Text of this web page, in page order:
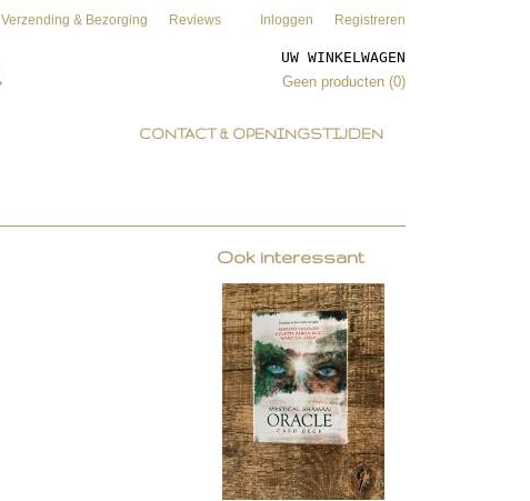
Verzending & Bezorging Reviews Inloggen Registreren
UW WINKELWAGEN
Geen producten (0)
CONTACT & OPENINGSTIJDEN
Ook interessant